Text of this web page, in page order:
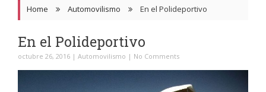
Home Automovilismo En el Polideportivo
En el Polideportivo
octubre 26, 2016 | Automovilismo | No Comments